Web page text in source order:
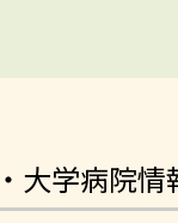
大学病院情